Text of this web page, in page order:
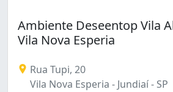
Ambiente Deseentop Vila
Vila Nova Esperia
Rua Tupi, 20
Vila Nova Esperia - Jundiaí - SP